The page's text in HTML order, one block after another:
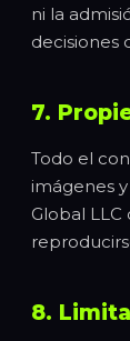
ni la
decisiones
7.
Todo el
imágenes
Global
8.